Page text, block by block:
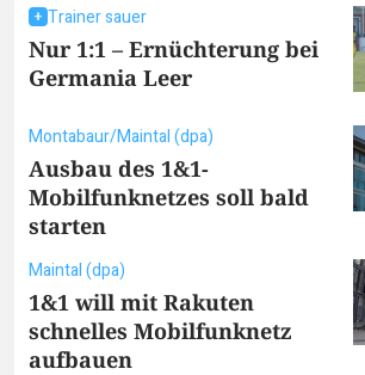
Trainer sauer
Nur 1:1 – Ernüchterung bei
Germania Leer
Montabaur/Maintal (dpa)
Ausbau des 1&1-
Mobilfunknetzes soll bald
starten
Maintal (dpa)
1&1 will mit Rakuten
schnelles Mobilfunknetz
aufbauen